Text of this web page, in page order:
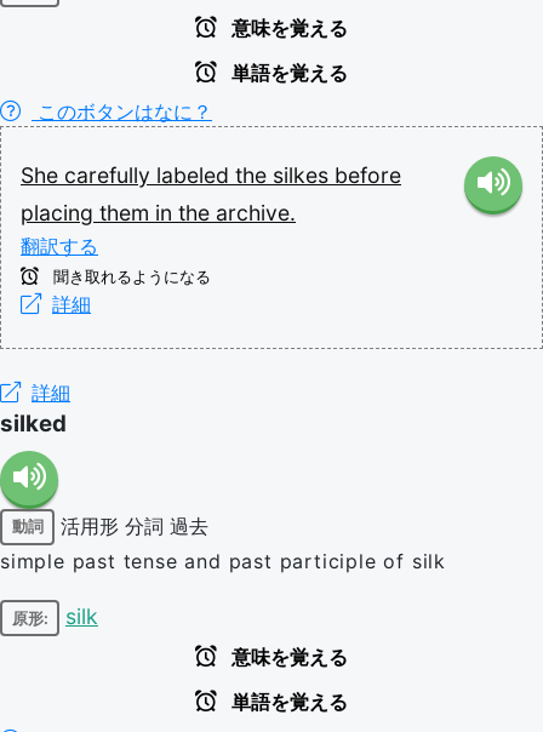
意味を覚える
単語を覚える
このボタンはなに？
She carefully labeled the silkes before
placing them in the archive.
翻訳する
聞き取れるようになる
詳細
詳細
silked
動詞 活用形 分詞 過去
simple past tense and past participle of silk
原形: silk
意味を覚える
単語を覚える